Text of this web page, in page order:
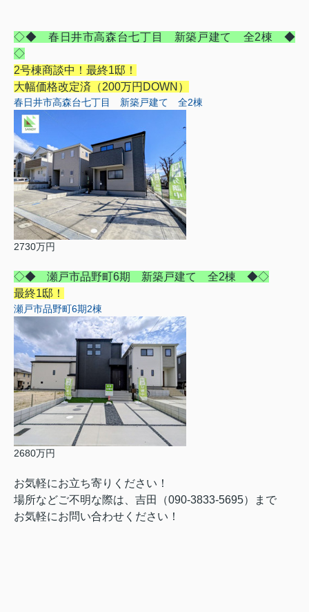
◇◆ 春日井市高森台七丁目 新築戸建て 全2棟 ◆
◇
2号棟商談中！最終1邸！
大幅価格改定済（200万円DOWN）
春日井市高森台七丁目 新築戸建て 全2棟
2730万円
◇◆ 瀬戸市品野町6期 新築戸建て 全2棟 ◆◇
最終1邸！
瀬戸市品野町6期2棟
2680万円
お気軽にお立ち寄りください！
場所などご不明な際は、吉田（090-3833-5695）まで
お気軽にお問い合わせください！